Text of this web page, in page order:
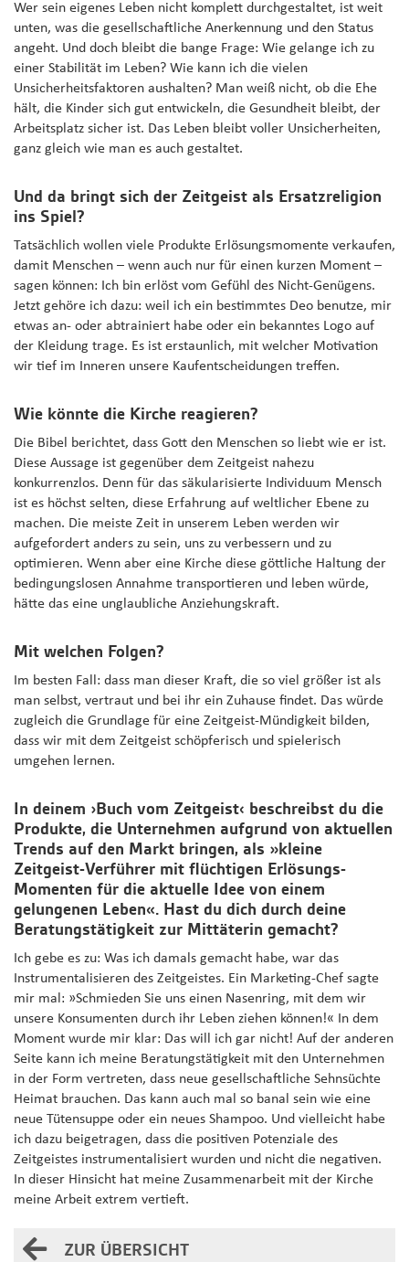
ZUR ÜBERSICHT
Wer sein eigenes Leben nicht komplett durchgestaltet, ist weit
unten, was die gesellschaftliche Anerkennung und den Status
angeht. Und doch bleibt die bange Frage: Wie gelange ich zu
einer Stabilität im Leben? Wie kann ich die vielen
Unsicherheitsfaktoren aushalten? Man weiß nicht, ob die Ehe
hält, die Kinder sich gut entwickeln, die Gesundheit bleibt, der
Arbeitsplatz sicher ist. Das Leben bleibt voller Unsicherheiten,
ganz gleich wie man es auch gestaltet.
Und da bringt sich der Zeitgeist als Ersatzreligion
ins Spiel?
Tatsächlich wollen viele Produkte Erlösungsmomente verkaufen,
damit Menschen – wenn auch nur für einen kurzen Moment –
sagen können: Ich bin erlöst vom Gefühl des Nicht-Genügens.
Jetzt gehöre ich dazu: weil ich ein bestimmtes Deo benutze, mir
etwas an- oder abtrainiert habe oder ein bekanntes Logo auf
der Kleidung trage. Es ist erstaunlich, mit welcher Motivation
wir tief im Inneren unsere Kaufentscheidungen treffen.
Wie könnte die Kirche reagieren?
Die Bibel berichtet, dass Gott den Menschen so liebt wie er ist.
Diese Aussage ist gegenüber dem Zeitgeist nahezu
konkurrenzlos. Denn für das säkularisierte Individuum Mensch
ist es höchst selten, diese Erfahrung auf weltlicher Ebene zu
machen. Die meiste Zeit in unserem Leben werden wir
aufgefordert anders zu sein, uns zu verbessern und zu
optimieren. Wenn aber eine Kirche diese göttliche Haltung der
bedingungslosen Annahme transportieren und leben würde,
hätte das eine unglaubliche Anziehungskraft.
Mit welchen Folgen?
Im besten Fall: dass man dieser Kraft, die so viel größer ist als
man selbst, vertraut und bei ihr ein Zuhause findet. Das würde
zugleich die Grundlage für eine Zeitgeist-Mündigkeit bilden,
dass wir mit dem Zeitgeist schöpferisch und spielerisch
umgehen lernen.
In deinem ›Buch vom Zeitgeist‹ beschreibst du die
Produkte, die Unternehmen aufgrund von aktuellen
Trends auf den Markt bringen, als »kleine
Zeitgeist-Verführer mit flüchtigen Erlösungs-
Momenten für die aktuelle Idee von einem
gelungenen Leben«. Hast du dich durch deine
Beratungstätigkeit zur Mittäterin gemacht?
Ich gebe es zu: Was ich damals gemacht habe, war das
Instrumentalisieren des Zeitgeistes. Ein Marketing-Chef sagte
mir mal: »Schmieden Sie uns einen Nasenring, mit dem wir
unsere Konsumenten durch ihr Leben ziehen können!« In dem
Moment wurde mir klar: Das will ich gar nicht! Auf der anderen
Seite kann ich meine Beratungstätigkeit mit den Unternehmen
in der Form vertreten, dass neue gesellschaftliche Sehnsüchte
Heimat brauchen. Das kann auch mal so banal sein wie eine
neue Tütensuppe oder ein neues Shampoo. Und vielleicht habe
ich dazu beigetragen, dass die positiven Potenziale des
Zeitgeistes instrumentalisiert wurden und nicht die negativen.
In dieser Hinsicht hat meine Zusammenarbeit mit der Kirche
meine Arbeit extrem vertieft.